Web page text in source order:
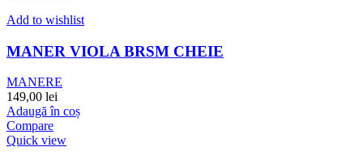
Add to wishlist
MANER VIOLA BRSM CHEIE
MANERE
149,00 lei
Adaugă în coș
Compare
Quick view